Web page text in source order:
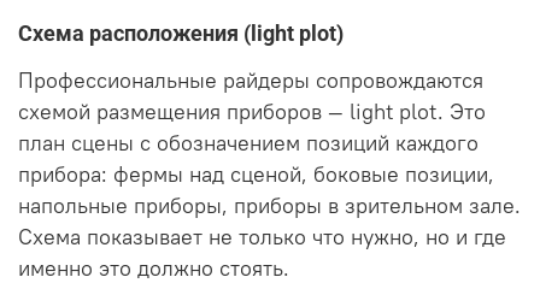
Схема расположения (light plot)
Профессиональные райдеры сопровождаются
схемой размещения приборов — light plot. Это
план сцены с обозначением позиций каждого
прибора: фермы над сценой, боковые позиции,
напольные приборы, приборы в зрительном зале.
Схема показывает не только что нужно, но и где
именно это должно стоять.